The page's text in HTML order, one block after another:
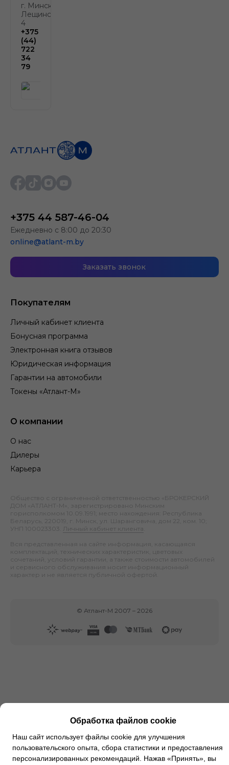
г. Минск, ул.
Лещинского,
4
+375
(44)
722
34
79
Покупателям
Личный кабинет клиента
Бонусная программа
Электронная книга отзывов
Юридическая информация
Гарантии на автомобили
Токены «Атлант-М»
О компании
О нас
Дилеры
Карьера
+375 44 587-46-04
Ежедневно с 8:00 до 20:30
online@atlant-m.by
Заказать звонок
Общество с ограниченной ответственностью «БРОКЕРСКИЙ
ДОМ «АТЛАНТ-М», зарегистрировано Минским
горисполкомом 10.09.1991; место нахождения: Республика
Беларусь, 220019, г. Минск, ул. Шаранговича, дом 22, ком. 10;
УНП 100023303.
Личный кабинет клиента
Вся представленная на сайте информация, касающаяся
комплектаций, технических характеристик, цветовых
сочетаний, условий гарантии, а также стоимости автомобилей
и сервисного обслуживания носит информационный
характер и не является публичной офертой.
© Атлант-М 2007 – 2026
Обработка файлов cookie
Наш сайт использует файлы cookie для улучшения
пользовательского опыта, сбора статистики и предоставления
персонализированных рекомендаций. Нажав «Принять», вы